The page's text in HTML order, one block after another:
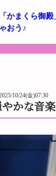
かまくら御殿
おう♪
10/24(金)07:30
かな音楽